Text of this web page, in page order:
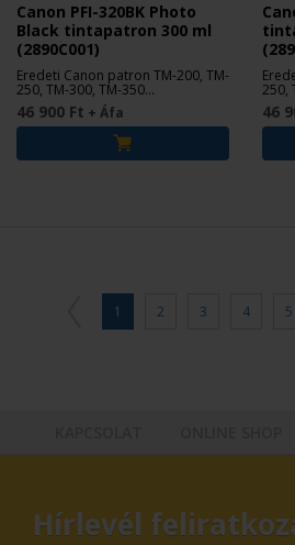
Canon PFI-320BK Photo
Black tintapatron 300 ml
(2890C001)
Eredeti Canon patron TM-200, TM-
250, TM-300, TM-350
nyomtatókhoz.
46 900 Ft + Áfa
250,
46
1 2 3 4 5
Hírlevél